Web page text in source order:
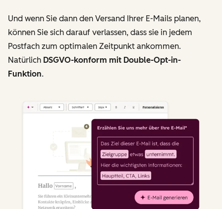
Und wenn Sie dann den Versand Ihrer E-Mails planen,
können Sie sich darauf verlassen, dass sie in jedem
Postfach zum optimalen Zeitpunkt ankommen.
Natürlich DSGVO-konform mit Double-Opt-in-
Funktion.